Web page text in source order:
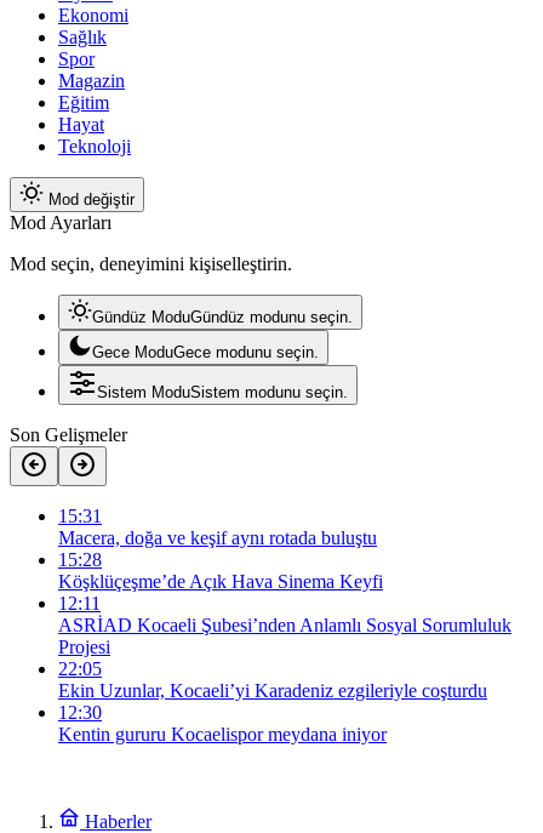
Ekonomi
Sağlık
Spor
Magazin
Eğitim
Hayat
Teknoloji
Mod değiştir
Mod Ayarları
Mod seçin, deneyimini kişiselleştirin.
Gündüz ModuGündüz modunu seçin.
Gece ModuGece modunu seçin.
Sistem ModuSistem modunu seçin.
Son Gelişmeler
15:31
Macera, doğa ve keşif aynı rotada buluştu
15:28
Köşklüçeşme’de Açık Hava Sinema Keyfi
12:11
ASRİAD Kocaeli Şubesi’nden Anlamlı Sosyal Sorumluluk
Projesi
22:05
Ekin Uzunlar, Kocaeli’yi Karadeniz ezgileriyle coşturdu
12:30
Kentin gururu Kocaelispor meydana iniyor
Haberler